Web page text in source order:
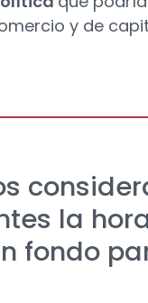
y de
la
fondo